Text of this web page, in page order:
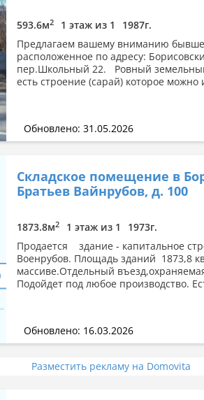
593.6м2 1 этаж из 1
1987г.
Предлагаем вашему вниманию
расположенное по адресу:
пер.Школьный 22. Ровный
есть строение (сарай) которое можно
Обновлено: 31.05.2026
Складское помещение в
Братьев Вайнрубов, д. 100
1873.8м2 1 этаж из 1
1973г.
Продается здание - капитальное
Военрубов. Площадь зданий 1873,8
массиве.Отдельный
Подойдет под любое производство.
Обновлено: 16.03.2026
Разместить рекламу на Domovita